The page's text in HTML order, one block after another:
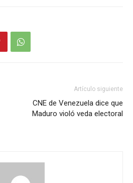
Artículo siguiente
CNE de Venezuela dice que
Maduro violó veda electoral